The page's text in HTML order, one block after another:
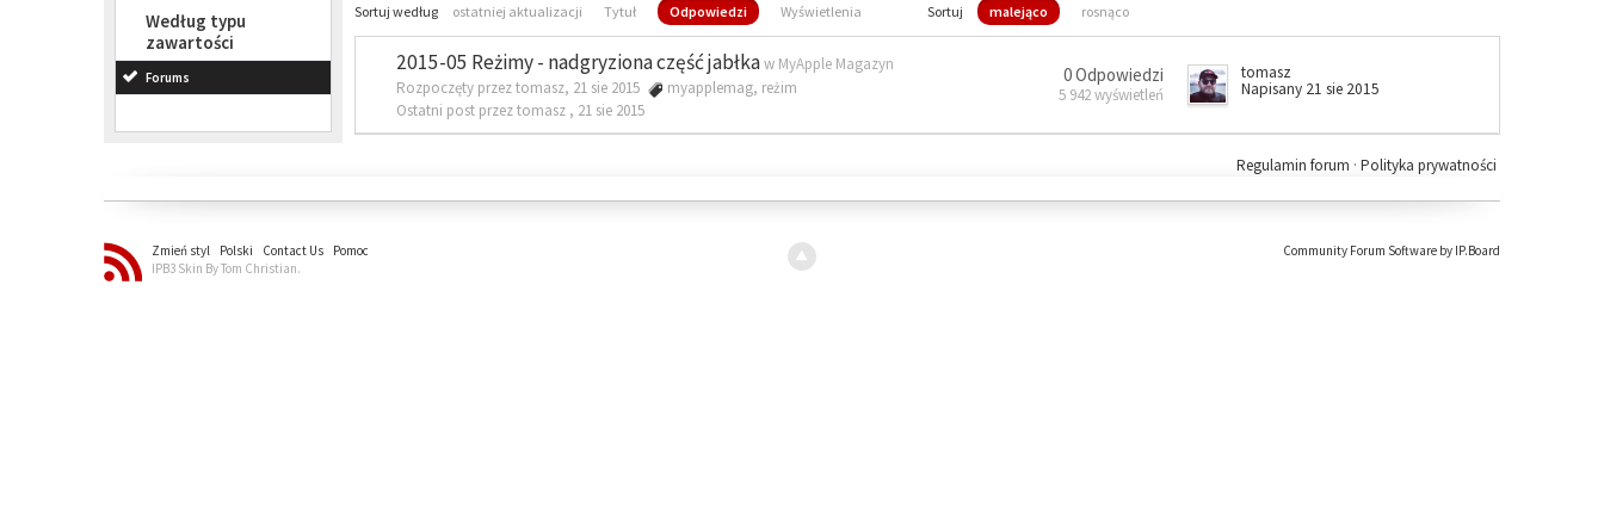
Według typu
zawartości
Forums
Sortuj według ostatniej aktualizacji Tytuł Odpowiedzi Wyświetlenia Sortuj malejąco rosnąco
2015-05 Reżimy - nadgryziona część jabłkaw MyApple Magazyn
Rozpoczęty przez tomasz, 21 sie 2015
myapplemag, reżim
Ostatni post przez tomasz , 21 sie 2015
0 Odpowiedzi
5 942 wyświetleń
tomasz
Napisany 21 sie 2015
Polityka prywatności
Regulamin forum ·
Zmień styl Polski Contact Us
Pomoc
IPB3 Skin By Tom Christian.
Community Forum Software by IP.Board